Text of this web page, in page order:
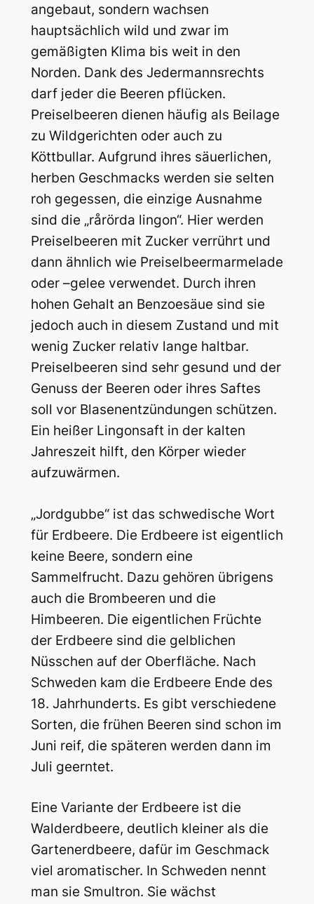
angebaut, sondern wachsen
hauptsächlich wild und zwar im
gemäßigten Klima bis weit in den
Norden. Dank des Jedermannsrechts
darf jeder die Beeren pflücken.
Preiselbeeren dienen häufig als Beilage
zu Wildgerichten oder auch zu
Köttbullar. Aufgrund ihres säuerlichen,
herben Geschmacks werden sie selten
roh gegessen, die einzige Ausnahme
sind die „rårörda lingon“. Hier werden
Preiselbeeren mit Zucker verrührt und
dann ähnlich wie Preiselbeermarmelade
oder –gelee verwendet. Durch ihren
hohen Gehalt an Benzoesäue sind sie
jedoch auch in diesem Zustand und mit
wenig Zucker relativ lange haltbar.
Preiselbeeren sind sehr gesund und der
Genuss der Beeren oder ihres Saftes
soll vor Blasenentzündungen schützen.
Ein heißer Lingonsaft in der kalten
Jahreszeit hilft, den Körper wieder
aufzuwärmen.
„Jordgubbe“ ist das schwedische Wort
für Erdbeere. Die Erdbeere ist eigentlich
keine Beere, sondern eine
Sammelfrucht. Dazu gehören übrigens
auch die Brombeeren und die
Himbeeren. Die eigentlichen Früchte
der Erdbeere sind die gelblichen
Nüsschen auf der Oberfläche. Nach
Schweden kam die Erdbeere Ende des
18. Jahrhunderts. Es gibt verschiedene
Sorten, die frühen Beeren sind schon im
Juni reif, die späteren werden dann im
Juli geerntet.
Eine Variante der Erdbeere ist die
Walderdbeere, deutlich kleiner als die
Gartenerdbeere, dafür im Geschmack
viel aromatischer. In Schweden nennt
man sie Smultron. Sie wächst